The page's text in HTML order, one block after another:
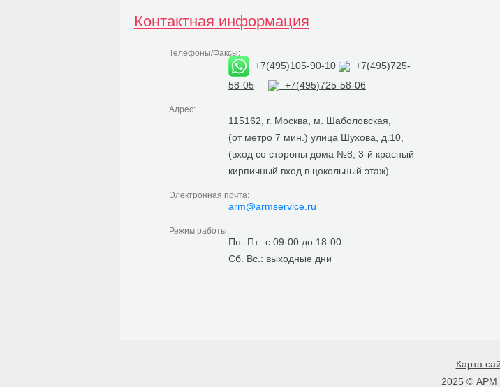
Контактная информация
Телефоны/Факсы:
+7(495)105-90-10
+7(495)725-
58-05
+7(495)725-58-06
Адрес:
115162, г. Москва, м. Шаболовская,
(от метро 7 мин.) улица Шухова, д.10,
(вход со стороны дома №8, 3-й красный
кирпичный вход в цокольный этаж)
Электронная почта:
arm@armservice.ru
Режим работы:
Пн.-Пт.: с 09-00 до 18-00
Сб. Вс.: выходные дни
Карта
2025 © АРМ